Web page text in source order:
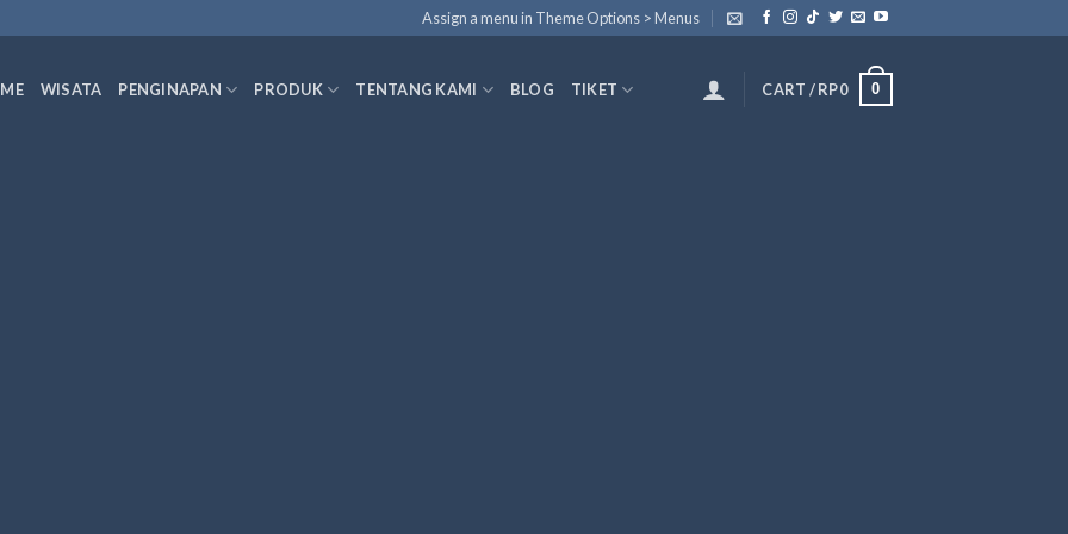
Assign a menu in Theme Options > Menus
WISATA PENGINAPAN PRODUK TENTANG KAMI BLOG TIKET CART /RP0 0